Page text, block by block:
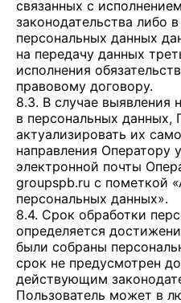
связанных с
законодательства либо
персональных данных
на передачу данных
исполнения
правовому договору.
8.3. В случае выявления
в персональных данных,
актуализировать их
направления Оператору
электронной почты
groupspb.ru с пометкой
персональных данных».
8.4. Срок обработки
определяется
были собраны
срок не предусмотрен
действующим
Пользователь может в